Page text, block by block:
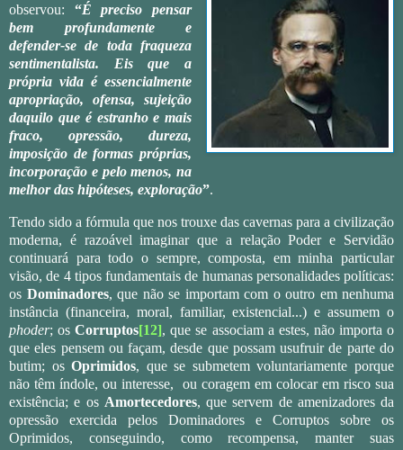
observou: “É preciso pensar
bem profundamente e
defender-se de toda fraqueza
sentimentalista. Eis que a
própria vida é essencialmente
apropriação, ofensa, sujeição
daquilo que é estranho e mais
fraco, opressão, dureza,
imposição de formas próprias,
incorporação e pelo menos, na
melhor das hipóteses, exploração”.
Tendo sido a fórmula que nos trouxe das cavernas para a civilização
moderna, é razoável imaginar que a relação Poder e Servidão
continuará para todo o sempre, composta, em minha particular
visão, de 4 tipos fundamentais de humanas personalidades políticas:
os Dominadores, que não se importam com o outro em nenhuma
instância (financeira, moral, familiar, existencial...) e assumem o
phoder; osCorruptos[12], que se associam a estes, não importa o
que eles pensem ou façam, desde que possam usufruir de parte do
butim; osOprimidos, que se submetem voluntariamente porque
não têm índole, ou interesse,
ou coragem em colocar em risco sua
existência; e os Amortecedores, que servem de amenizadores da
opressão exercida pelos Dominadores e Corruptos sobre os
Oprimidos, conseguindo, como recompensa, manter suas